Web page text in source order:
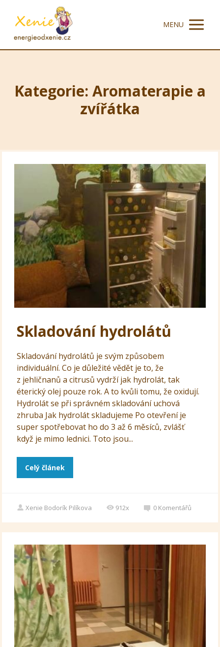
MENU
Kategorie: Aromaterapie a
zvířátka
Skladování hydrolátů
Skladování hydrolátů je svým způsobem
individuální. Co je důležité vědět je to, že
z jehličnanů a citrusů vydrží jak hydrolát, tak
éterický olej pouze rok. A to kvůli tomu, že oxidují.
Hydrolát se při správném skladování uchová
zhruba Jak hydrolát skladujeme Po otevření je
super spotřebovat ho do 3 až 6 měsíců, zvlášť
když je mimo lednici. Toto jsou...
Celý článek
Xenie Bodorík Pilíkova 912x 0 Komentářů